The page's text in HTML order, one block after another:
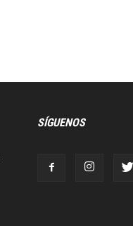
SÍGUENOS